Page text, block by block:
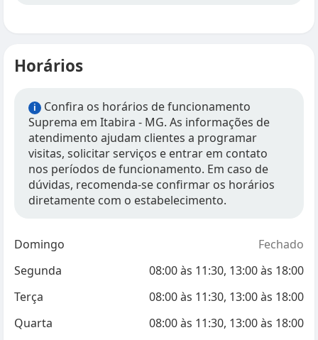
Horários
i
Confira os horários de funcionamento
Suprema em Itabira - MG. As informações de
atendimento ajudam clientes a programar
visitas, solicitar serviços e entrar em contato
nos períodos de funcionamento. Em caso de
dúvidas, recomenda-se confirmar os horários
diretamente com o estabelecimento.
Domingo
Fechado
Segunda
08:00às 11:30, 13:00às 18:00
Terça
08:00às 11:30, 13:00às 18:00
Quarta
08:00às 11:30, 13:00às 18:00